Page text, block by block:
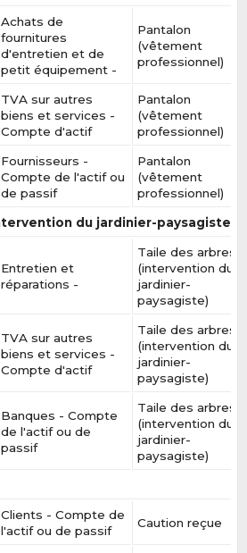
Achats de
fournitures
d'entretien et de
petit équipement -
Pantalon
(vêtement
professionnel)
TVA sur autres
biens et services -
Compte d'actif
Pantalon
(vêtement
professionnel)
Fournisseurs -
Compte de l'actif ou
de passif
Pantalon
(vêtement
professionnel)
du jardinier-paysagiste)
Entretien et
réparations -
Taile des arbres
(intervention du
jardinier-
paysagiste)
TVA sur autres
biens et services -
Compte d'actif
Taile des arbres
(intervention du
jardinier-
paysagiste)
Banques - Compte
de l'actif ou de
passif
Taile des arbres
(intervention du
jardinier-
paysagiste)
Clients - Compte de
l'actif ou de passif
Caution reçue